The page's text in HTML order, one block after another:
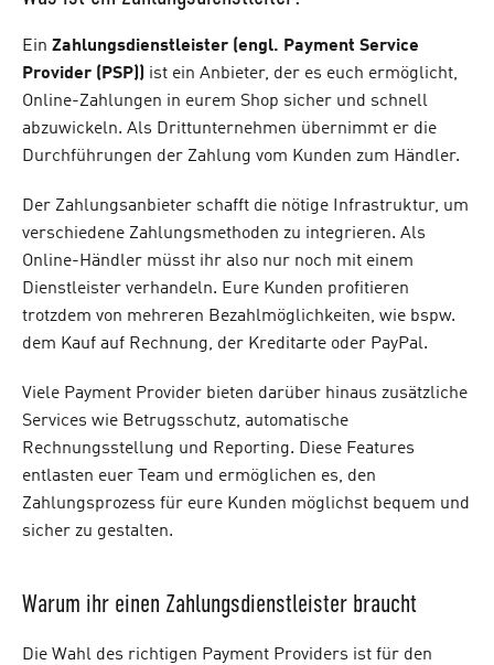
Ein Zahlungsdienstleister (engl. Payment Service
Provider (PSP)) ist ein Anbieter, der es euch ermöglicht,
Online-Zahlungen in eurem Shop sicher und schnell
abzuwickeln. Als Drittunternehmen übernimmt er die
Durchführungen der Zahlung vom Kunden zum Händler.
Der Zahlungsanbieter schafft die nötige Infrastruktur, um
verschiedene Zahlungsmethoden zu integrieren. Als
Online-Händler müsst ihr also nur noch mit einem
Dienstleister verhandeln. Eure Kunden profitieren
trotzdem von mehreren Bezahlmöglichkeiten, wie bspw.
dem Kauf auf Rechnung, der Kreditarte oder PayPal.
Viele Payment Provider bieten darüber hinaus zusätzliche
Services wie Betrugsschutz, automatische
Rechnungsstellung und Reporting. Diese Features
entlasten euer Team und ermöglichen es, den
Zahlungsprozess für eure Kunden möglichst bequem und
sicher zu gestalten.
Warum ihr einen Zahlungsdienstleister braucht
Die Wahl des richtigen Payment Providers ist für den